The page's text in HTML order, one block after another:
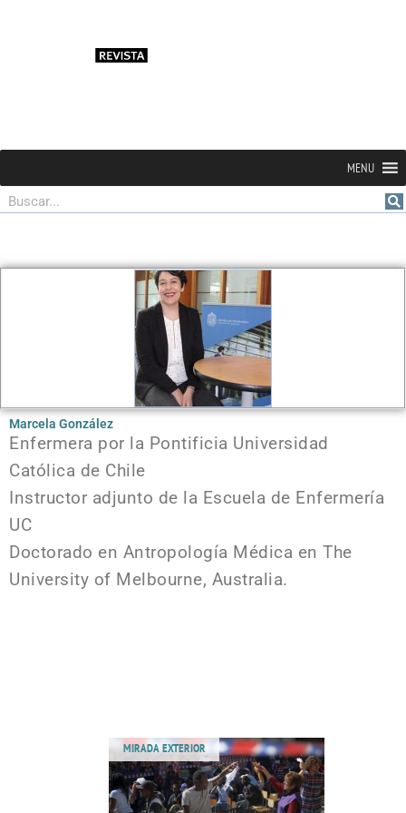
MENU
Buscar
Marcela González
Enfermera por la Pontificia Universidad
Católica de Chile
Instructor adjunto de la Escuela de Enfermería
UC
Doctorado en Antropología Médica en The
University of Melbourne, Australia.
MIRADA EXTERIOR